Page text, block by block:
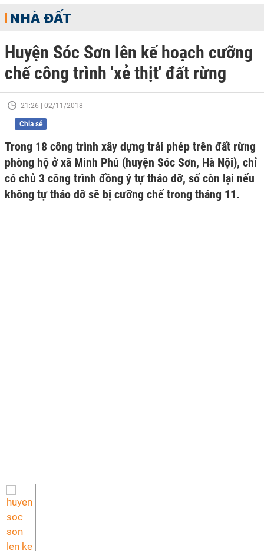
NHÀ ĐẤT
Huyện Sóc Sơn lên kế hoạch cưỡng
chế công trình 'xẻ thịt' đất rừng
21:26 | 02/11/2018
Chia sẻ
Trong 18 công trình xây dựng trái phép trên đất rừng
phòng hộ ở xã Minh Phú (huyện Sóc Sơn, Hà Nội), chỉ
có chủ 3 công trình đồng ý tự tháo dỡ, số còn lại nếu
không tự tháo dỡ sẽ bị cưỡng chế trong tháng 11.